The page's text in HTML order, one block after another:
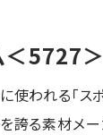
＜5727＞
われる「ス
誇る素材メー